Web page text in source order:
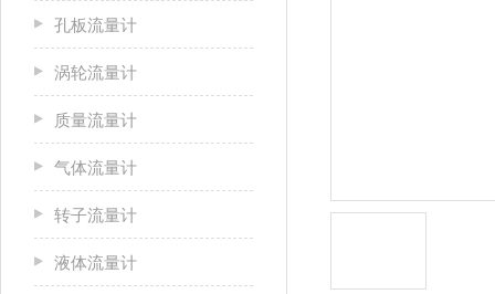
孔板流量计
涡轮流量计
质量流量计
气体流量计
转子流量计
液体流量计